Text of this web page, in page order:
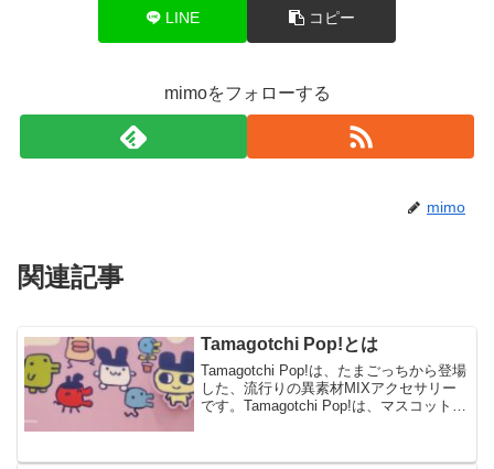
LINE コピー
mimoをフォローする
mimo
関連記事
Tamagotchi Pop!とは
Tamagotchi Pop!は、たまごっちから登場
した、流行りの異素材MIXアクセサリー
です。Tamagotchi Pop!は、マスコットキ
や購入方法...